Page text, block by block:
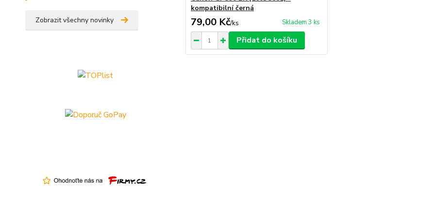
Zobrazit všechny novinky
kompatibilní černá
79,00 Kč/ks Skladem 3 ks
Přidat do košíku